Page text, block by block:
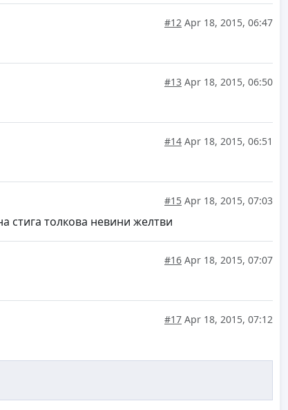
#12 Apr 18, 2015, 06:47
#13 Apr 18, 2015, 06:50
#14 Apr 18, 2015, 06:51
#15 Apr 18, 2015, 07:03
стига толкова невини желтви
#16 Apr 18, 2015, 07:07
#17 Apr 18, 2015, 07:12